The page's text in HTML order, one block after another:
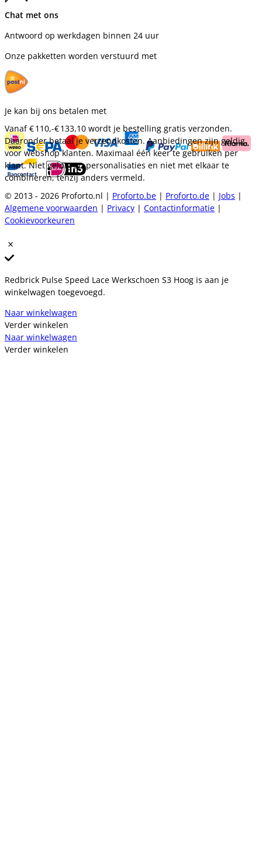
Chat met ons
Antwoord op werkdagen binnen 24 uur
Onze pakketten worden verstuurd met
Je kan bij ons betalen met
Vanaf€ 110,-€ 133,10 wordt je bestelling gratis verzonden.
Daaronder betaal je verzendkosten. Aanbiedingen zijn geldig
voor webshop klanten. Maximaal één keer te gebruiken per
klant. Niet geldig op personalisaties en niet met elkaar te
combineren, tenzij anders vermeld.
© 2013 - 2026 Proforto.nl | Proforto.be | Proforto.de | Jobs |
Algemene voorwaarden | Privacy | Contactinformatie |
Cookievoorkeuren
Redbrick Pulse Speed Lace Werkschoen S3 Hoog is aan je
winkelwagen toegevoegd.
Naar winkelwagen
Verder winkelen
Naar winkelwagen
Verder winkelen